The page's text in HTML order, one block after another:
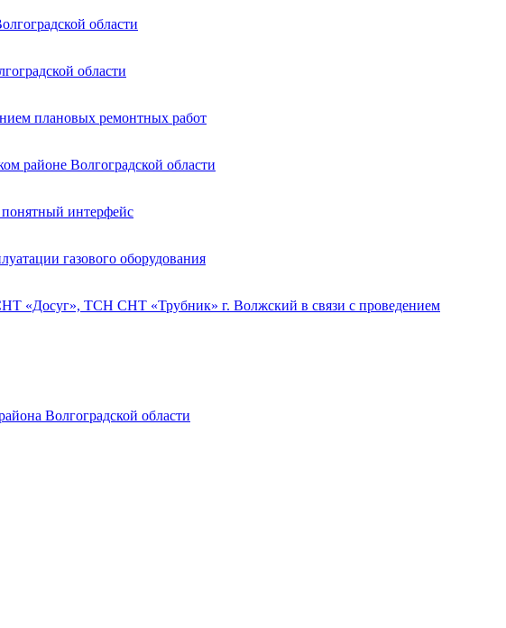
области
области
плановых ремонтных работ
районе Волгоградской области
интерфейс
газового оборудования
«Досуг», ТСН СНТ «Трубник» г. Волжский в связи с проведением
Волгоградской области